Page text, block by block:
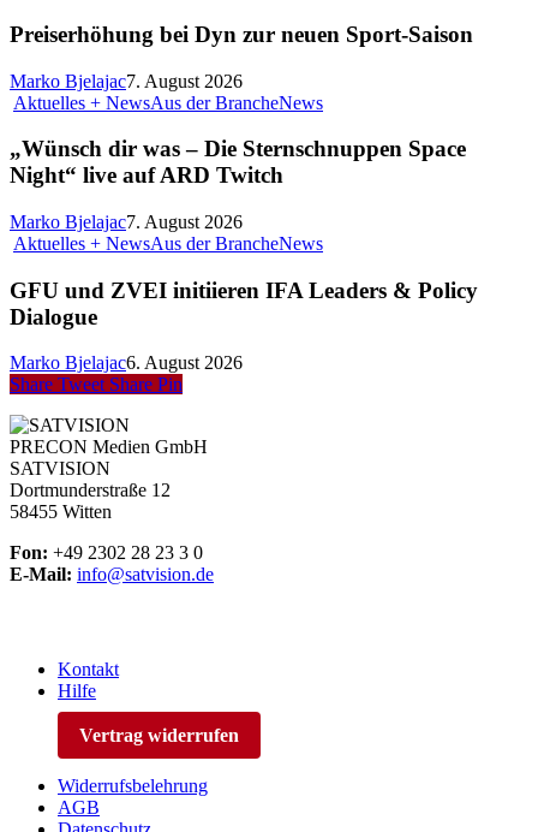
Preiserhöhung bei Dyn zur neuen Sport-Saison
Marko Bjelajac7. August 2026
Aktuelles + NewsAus der BrancheNews
„Wünsch dir was – Die Sternschnuppen Space
Night“ live auf ARD Twitch
Marko Bjelajac7. August 2026
Aktuelles + NewsAus der BrancheNews
GFU und ZVEI initiieren IFA Leaders & Policy
Dialogue
Marko Bjelajac6. August 2026
Share Tweet Share Pin
PRECON Medien GmbH
SATVISION
Dortmunderstraße 12
58455 Witten
Fon: +49 2302 28 23 3 0
E-Mail: info@satvision.de
Kontakt
Hilfe
Vertrag widerrufen
Widerrufsbelehrung
AGB